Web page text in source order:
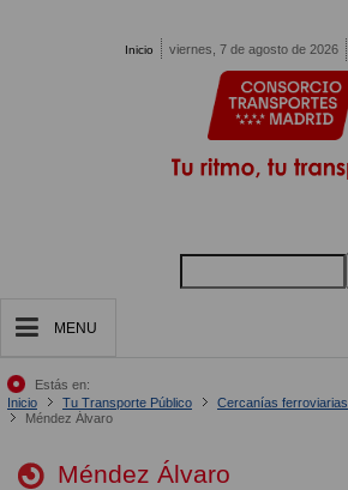
Inicio viernes, 7 de agosto de 2026
MENU
Estás en:
Inicio
Tu Transporte Público Cercanías ferroviarias
Méndez Álvaro
Méndez Álvaro